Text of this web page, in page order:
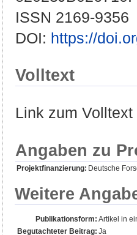
ISSN 2169-9356
DOI: https://
Volltext
Link zum
Angaben zu
Projektfinanzierung: Deutsche
Weitere
Publikationsform: Artikel in
Begutachteter Beitrag: Ja